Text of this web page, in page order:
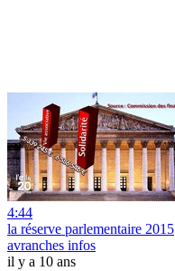
4:44
la réserve parlementaire 2015
avranches infos
il y a 10 ans